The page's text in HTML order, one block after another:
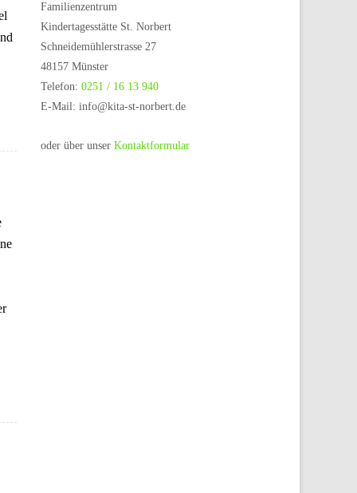
Familienzentrum
Kindertagesstätte St. Norbert
Schneidemühlerstrasse 27
48157 Münster
Telefon: 0251 / 16 13 940
E-Mail: info@kita-st-norbert.de
oder über unser Kontaktformular